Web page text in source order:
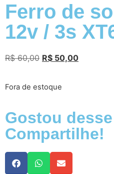
Ferro de
12v / 3s
R$60,00 R$ 50,00
Fora de estoque
Gostou
Compartilhe!